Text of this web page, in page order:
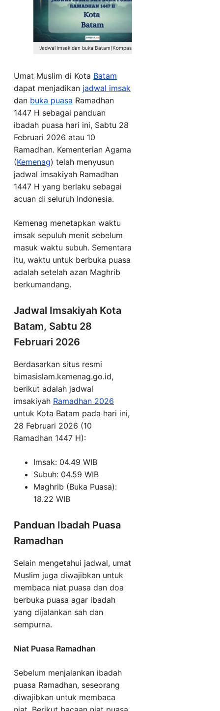
Jadwal imsak dan buka Batam(Kompas.com)
Umat Muslim di Kota Batam
dapat menjadikan jadwal imsak
dan buka puasa Ramadhan
1447 H sebagai panduan
ibadah puasa hari ini, Sabtu 28
Februari 2026 atau 10
Ramadhan. Kementerian Agama
(Kemenag) telah menyusun
jadwal imsakiyah Ramadhan
1447 H yang berlaku sebagai
acuan di seluruh Indonesia.
Kemenag menetapkan waktu
imsak sepuluh menit sebelum
masuk waktu subuh. Sementara
itu, waktu untuk berbuka puasa
adalah setelah azan Maghrib
berkumandang.
Jadwal Imsakiyah Kota
Batam, Sabtu 28
Februari 2026
Berdasarkan situs resmi
bimasislam.kemenag.go.id,
berikut adalah jadwal
imsakiyah Ramadhan 2026
untuk Kota Batam pada hari ini,
28 Februari 2026 (10
Ramadhan 1447 H):
Imsak: 04.49 WIB
Subuh: 04.59 WIB
Maghrib (Buka Puasa):
18.22 WIB
Panduan Ibadah Puasa
Ramadhan
Selain mengetahui jadwal, umat
Muslim juga diwajibkan untuk
membaca niat puasa dan doa
berbuka puasa agar ibadah
yang dijalankan sah dan
sempurna.
Niat Puasa Ramadhan
Sebelum menjalankan ibadah
puasa Ramadhan, seseorang
diwajibkan untuk membaca